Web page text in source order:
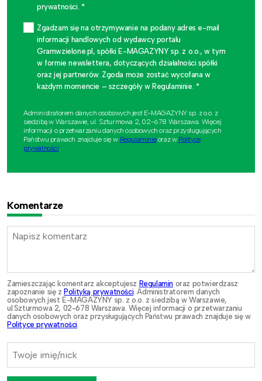
prywatności. *
Zgadzam się na otrzymywanie na podany adres e-mail
informacji handlowych od wydawcy portalu
Gramwzielone.pl, spółki E-MAGAZYNY sp. z o.o., w tym
w formie newslettera, dotyczących działalności spółki
oraz jej partnerów. Zgoda może zostać wycofana w
każdym momencie – szczegóły w Regulaminie. *
Administratorem danych osobowych jest E-MAGAZYNY sp. z o.o. z
siedzibą w Warszawie, ul. Szturmowa 2, 02-678 Warszawa. Więcej
informacji o przetwarzaniu danych osobowych oraz przysługujących
Państwu prawach znajduje się w Regulaminieoraz w Polityce
prywatności
Komentarze
Zamieszczając komentarz akceptujesz Regulamin oraz potwierdzasz
zapoznanie się z Polityką prywatności. Administratorem danych
osobowych jest E-MAGAZYNY sp. z o.o. z siedzibą w Warszawie,
ul.Szturmowa 2, 02-678 Warszawa. Więcej informacji o przetwarzaniu
danych osobowych oraz przysługujących Państwu prawach znajduje się w
Polityce prywatności.